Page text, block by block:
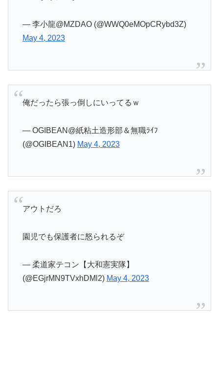
— 李小龍@MZDAO (@WWQ0eMOpCRybd3Z)
May 4, 2023
俺だったら張っ倒しにいってるｗ
— OGIBEAN@紙粘土造形部＆無職ﾗｲﾌ
(@OGIBEAN1) May 4, 2023
アウトだろ
園児でも保護者に怒られるぞ
— 柔道家テコン【大和憲実隊】
(@EGjrMN9TVxhDMl2) May 4, 2023